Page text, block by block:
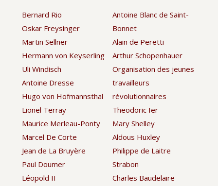
Bernard Rio
Oskar Freysinger
Martin Sellner
Hermann von Keyserling
Uli Windisch
Antoine Dresse
Hugo von Hofmannsthal
Lionel Terray
Maurice Merleau-Ponty
Marcel De Corte
Jean de La Bruyère
Paul Doumer
Léopold II
Antoine Blanc de Saint-
Bonnet
Alain de Peretti
Arthur Schopenhauer
Organisation des jeunes
travailleurs
révolutionnaires
Theodoric Ier
Mary Shelley
Aldous Huxley
Philippe de Laitre
Strabon
Charles Baudelaire